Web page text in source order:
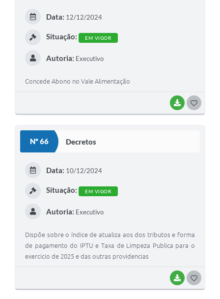
BAIXAR
Data: 12/12/2024
Situação: EM VIGOR
Autoria: Executivo
Concede Abono no Vale Alimentação
Nº 66 Decretos
BAIXAR
Data: 10/12/2024
Situação: EM VIGOR
Autoria: Executivo
Dispõe sobre o índice de atualiza aos dos tributos e forma
de pagamento do IPTU e Taxa de Limpeza Publica para o
exercicio de 2025 e das outras providencias